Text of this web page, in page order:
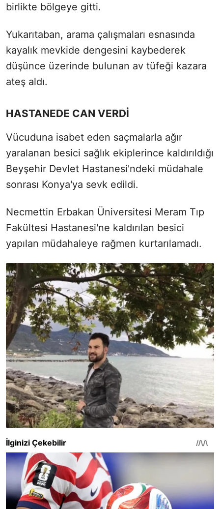
birlikte bölgeye gitti.
Yukarıtaban, arama çalışmaları esnasında
kayalık mevkide dengesini kaybederek
düşünce üzerinde bulunan av tüfeği kazara
ateş aldı.
HASTANEDE CAN VERDİ
Vücuduna isabet eden saçmalarla ağır
yaralanan besici sağlık ekiplerince kaldırıldığı
Beyşehir Devlet Hastanesi'ndeki müdahale
sonrası Konya'ya sevk edildi.
Necmettin Erbakan Üniversitesi Meram Tıp
Fakültesi Hastanesi'ne kaldırılan besici
yapılan müdahaleye rağmen kurtarılamadı.